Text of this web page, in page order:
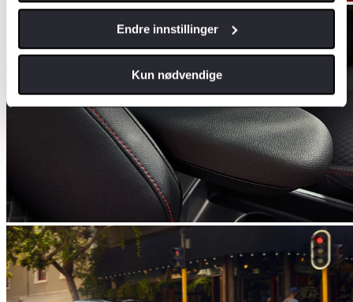
Endre innstillinger
Kun nødvendige